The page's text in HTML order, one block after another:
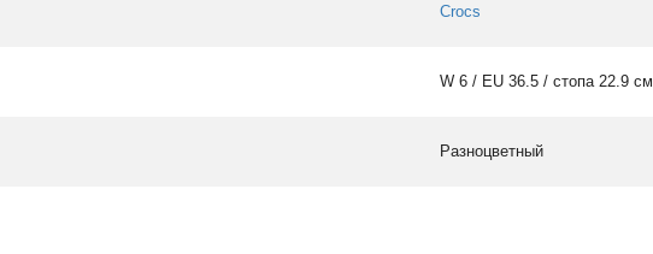
Crocs
W 6 / EU 36.5 / стопа 22.9 см
Разноцветный